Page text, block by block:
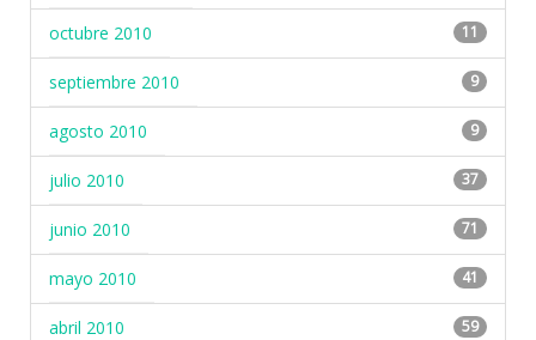
octubre 2010 11
septiembre 2010 9
agosto 2010 9
julio 2010 37
junio 2010 71
mayo 2010 41
abril 2010 59